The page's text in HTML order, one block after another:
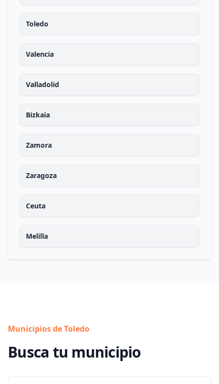
Toledo
Valencia
Valladolid
Bizkaia
Zamora
Zaragoza
Ceuta
Melilla
Municipios de Toledo
Busca tu municipio